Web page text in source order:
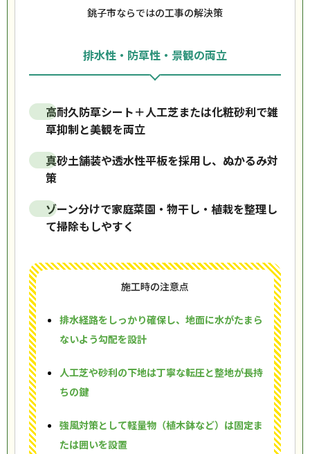
銚子市ならではの工事の解決策
排水性・防草性・景観の両立
高耐久防草シート＋人工芝または化粧砂利で雑
草抑制と美観を両立
真砂土舗装や透水性平板を採用し、ぬかるみ対
策
ゾーン分けで家庭菜園・物干し・植栽を整理し
て掃除もしやすく
施工時の注意点
排水経路をしっかり確保し、地面に水がたまら
ないよう勾配を設計
人工芝や砂利の下地は丁寧な転圧と整地が長持
ちの鍵
強風対策として軽量物（植木鉢など）は固定ま
たは囲いを設置